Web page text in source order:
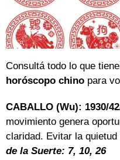
Consultá todo lo que
horóscopo chino para
CABALLO (Wu): 1930/
movimiento genera
claridad. Evitar la
de la Suerte: 7, 10, 26